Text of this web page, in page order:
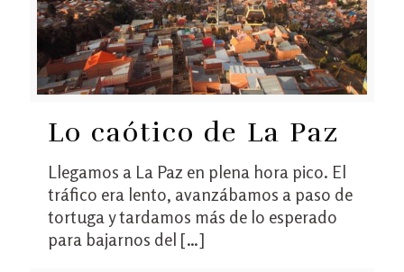
Lo caótico de La Paz
Llegamos a La Paz en plena hora pico. El
tráfico era lento, avanzábamos a paso de
tortuga y tardamos más de lo esperado
para bajarnos del […]